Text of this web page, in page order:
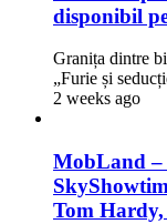
disponibil
Granița dintre
„Furie și
2 weeks ago
MobLand –
Tom Hardy,